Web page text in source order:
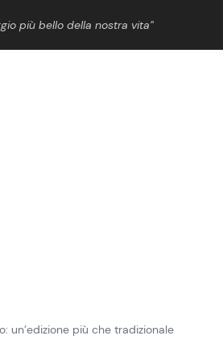
più bello della nostra vita”
un’edizione più che tradizionale